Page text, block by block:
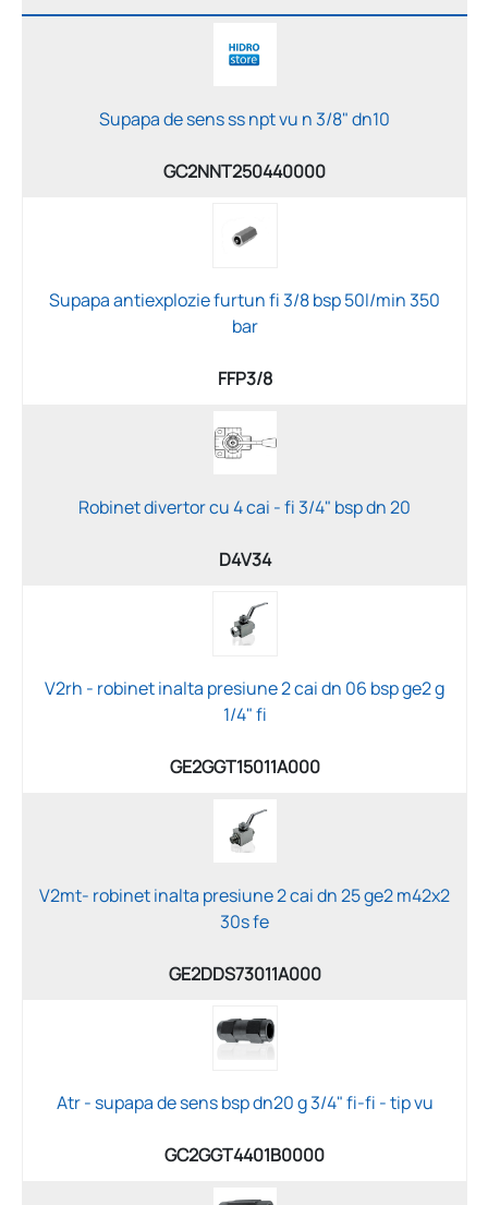
Supapa de sens ss npt vu n 3/8" dn10
GC2NNT250440000
Supapa antiexplozie furtun fi 3/8 bsp 50l/min 350
bar
FFP3/8
Robinet divertor cu 4 cai - fi 3/4" bsp dn 20
D4V34
V2rh - robinet inalta presiune 2 cai dn 06 bsp ge2 g
1/4" fi
GE2GGT15011A000
V2mt- robinet inalta presiune 2 cai dn 25 ge2 m42x2
30s fe
GE2DDS73011A000
Atr - supapa de sens bsp dn20 g 3/4" fi-fi - tip vu
GC2GGT4401B0000